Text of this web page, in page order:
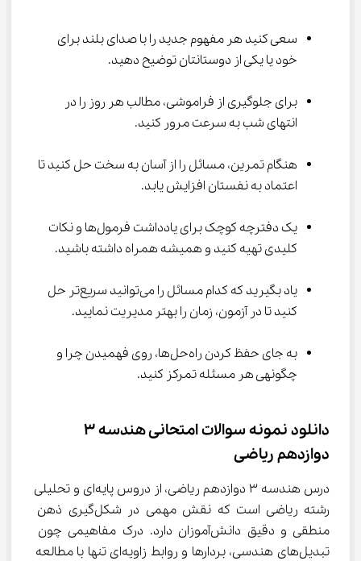
سعی کنید هر مفهوم جدید را با صدای بلند برای
خود یا یکی از دوستانتان توضیح دهید.
برای جلوگیری از فراموشی، مطالب هر روز را در
انتهای شب به سرعت مرور کنید.
هنگام تمرین، مسائل را از آسان به سخت حل کنید تا
اعتماد به نفستان افزایش یابد.
یک دفترچه کوچک برای یادداشت فرمول‌ها و نکات
کلیدی تهیه کنید و همیشه همراه داشته باشید.
یاد بگیرید که کدام مسائل را می‌توانید سریع‌تر حل
کنید تا در آزمون، زمان را بهتر مدیریت نمایید.
به جای حفظ کردن راه‌حل‌ها، روی فهمیدن چرا و
چگونهی هر مسئله تمرکز کنید.
دوازدهم ریاضی
درس هندسه ۳ دوازدهم ریاضی، از دروس پایه‌ای و تحلیلی
رشته ریاضی است که نقش مهمی در شکل‌گیری ذهن
منطقی و دقیق دانش‌آموزان دارد. درک مفاهیمی چون
تبدیل‌های هندسی، بردارها و روابط زاویه‌ای تنها با مطالعه